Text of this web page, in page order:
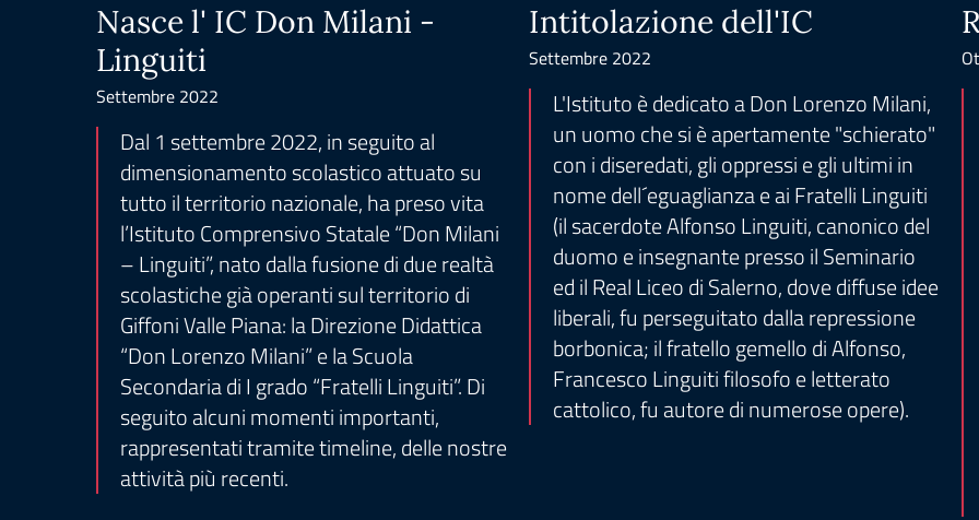
Nasce l' IC Don Milani -
Linguiti
Settembre 2022
Dal 1 settembre 2022, in seguito al
dimensionamento scolastico attuato su
tutto il territorio nazionale, ha preso vita
l’Istituto Comprensivo Statale “Don Milani
– Linguiti”, nato dalla fusione di due realtà
scolastiche già operanti sul territorio di
Giffoni Valle Piana: la Direzione Didattica
“Don Lorenzo Milani” e la Scuola
Secondaria di I grado “Fratelli Linguiti”. Di
seguito alcuni momenti importanti,
rappresentati tramite timeline, delle nostre
attività più recenti.
Intitolazione dell'IC
Settembre 2022
L'Istituto è dedicato a Don Lorenzo Milani,
un uomo che si è apertamente "schierato"
con i diseredati, gli oppressi e gli ultimi in
nome dell´eguaglianza e ai Fratelli Linguiti
(il sacerdote Alfonso Linguiti, canonico del
duomo e insegnante presso il Seminario
ed il Real Liceo di Salerno, dove diffuse idee
liberali, fu perseguitato dalla repressione
borbonica; il fratello gemello di Alfonso,
Francesco Linguiti filosofo e letterato
cattolico, fu autore di numerose opere).